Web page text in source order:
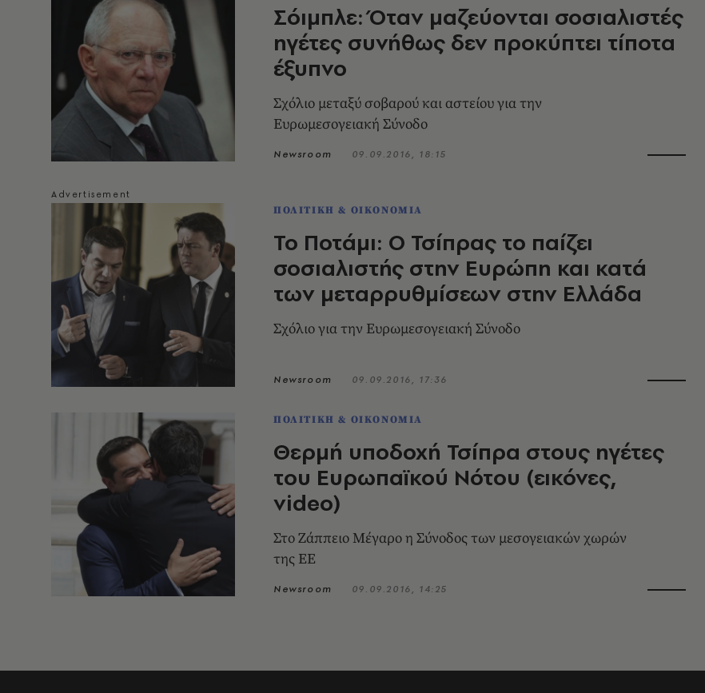
Σόιμπλε: Όταν μαζεύονται σοσιαλιστές
ηγέτες συνήθως δεν προκύπτει τίποτα
έξυπνο
Σχόλιο μεταξύ σοβαρού και αστείου για την
Ευρωμεσογειακή Σύνοδο
Newsroom 09.09.2016, 18:15
ΠΟΛΙΤΙΚΗ & ΟΙΚΟΝΟΜΙΑ
Το Ποτάμι: Ο Τσίπρας το παίζει
σοσιαλιστής στην Ευρώπη και κατά
των μεταρρυθμίσεων στην Ελλάδα
Σχόλιο για την Ευρωμεσογειακή Σύνοδο
Newsroom 09.09.2016, 17:36
ΠΟΛΙΤΙΚΗ & ΟΙΚΟΝΟΜΙΑ
Θερμή υποδοχή Τσίπρα στους ηγέτες
του Ευρωπαϊκού Νότου (εικόνες,
video)
Στο Ζάππειο Μέγαρο η Σύνοδος των μεσογειακών χωρών
της ΕΕ
Newsroom 09.09.2016, 14:25